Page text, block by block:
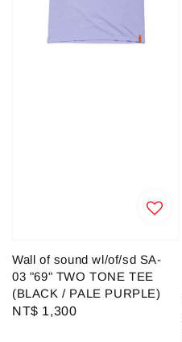
Wall of sound wl/of/sd SA-
03 "69" TWO TONE TEE
(BLACK / PALE PURPLE)
Regular
NT$ 1,300